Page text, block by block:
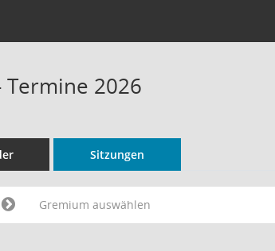
2026
Sitzungen
Gremium auswählen